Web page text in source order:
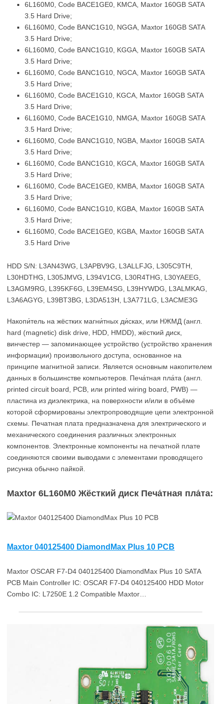
6L160M0, Code BACE1GE0, KMCA, Maxtor 160GB SATA
3.5 Hard Drive;
6L160M0, Code BANC1G10, NGGA, Maxtor 160GB SATA
3.5 Hard Drive;
6L160M0, Code BANC1G10, KGGA, Maxtor 160GB SATA
3.5 Hard Drive;
6L160M0, Code BANC1G10, NGCA, Maxtor 160GB SATA
3.5 Hard Drive;
6L160M0, Code BACE1G10, KGCA, Maxtor 160GB SATA
3.5 Hard Drive;
6L160M0, Code BACE1G10, NMGA, Maxtor 160GB SATA
3.5 Hard Drive;
6L160M0, Code BANC1G10, NGBA, Maxtor 160GB SATA
3.5 Hard Drive;
6L160M0, Code BANC1G10, KGCA, Maxtor 160GB SATA
3.5 Hard Drive;
6L160M0, Code BACE1GE0, KMBA, Maxtor 160GB SATA
3.5 Hard Drive;
6L160M0, Code BANC1G10, KGBA, Maxtor 160GB SATA
3.5 Hard Drive;
6L160M0, Code BACE1GE0, KGBA, Maxtor 160GB SATA
3.5 Hard Drive
HDD S/N: L3AN43WG, L3APBV9G, L3ALLFJG, L305C9TH,
L30HDTHG, L305JMVG, L394V1CG, L30R4THG, L30YAEEG,
L3AGM9RG, L395KF6G, L39EM4SG, L39HYWDG, L3ALMKAG,
L3A6AGYG, L39BT3BG, L3DA513H, L3A771LG, L3ACME3G
Накопи́тель на жёстких магни́тных ди́сках, или НЖМД (англ.
hard (magnetic) disk drive, HDD, HMDD), жёсткий диск,
винчестер — запоминающее устройство (устройство хранения
информации) произвольного доступа, основанное на
принципе магнитной записи. Является основным накопителем
данных в большинстве компьютеров. Печа́тная пла́та (англ.
printed circuit board, PCB, или printed wiring board, PWB) —
пластина из диэлектрика, на поверхности и/или в объёме
которой сформированы электропроводящие цепи электронной
схемы. Печатная плата предназначена для электрического и
механического соединения различных электронных
компонентов. Электронные компоненты на печатной плате
соединяются своими выводами с элементами проводящего
рисунка обычно пайкой.
Maxtor 6L160M0 Жёсткий диск Печа́тная пла́та:
Maxtor 040125400 DiamondMax Plus 10 PCB
Maxtor OSCAR F7-D4 040125400 DiamondMax Plus 10 SATA
PCB Main Controller IC: OSCAR F7-D4 040125400 HDD Motor
Combo IC: L7250E 1.2 Compatible Maxtor…